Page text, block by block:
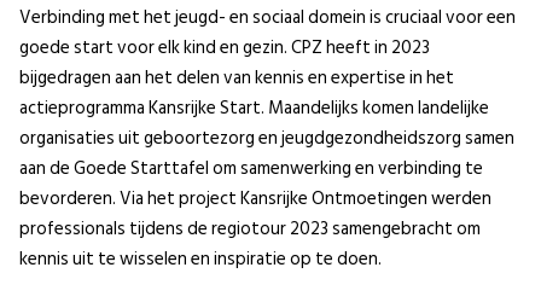
Verbinding met het jeugd- en sociaal domein is cruciaal voor een
goede start voor elk kind en gezin. CPZ heeft in 2023
bijgedragen aan het delen van kennis en expertise in het
actieprogramma Kansrijke Start. Maandelijks komen landelijke
organisaties uit geboortezorg en jeugdgezondheidszorg samen
aan de Goede Starttafel om samenwerking en verbinding te
bevorderen. Via het project Kansrijke Ontmoetingen werden
professionals tijdens de regiotour 2023 samengebracht om
kennis uit te wisselen en inspiratie op te doen.